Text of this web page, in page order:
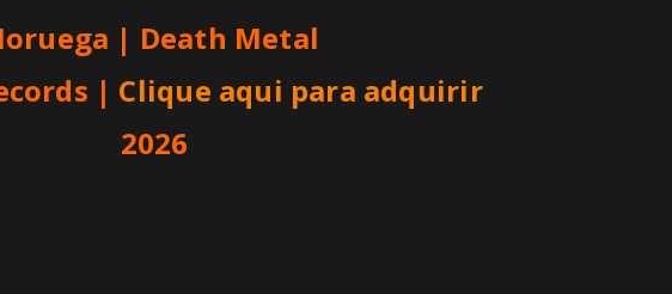
| Death Metal
| Clique aqui para adquirir
2026